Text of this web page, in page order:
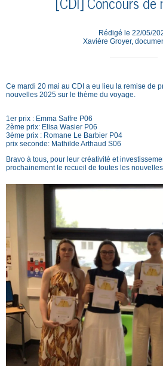
Rédigé le 22/05/
Xavière Groyer,
Ce mardi 20 mai au CDI a eu lieu la remise de
nouvelles 2025 sur le thème du voyage.
1er prix : Emma Saffre P06
2ème prix: Elisa Wasier P06
3ème prix : Romane Le Barbier P04
prix seconde: Mathilde Arthaud S06
Bravo à tous, pour leur créativité et
prochainement le recueil de toutes les nouvelles